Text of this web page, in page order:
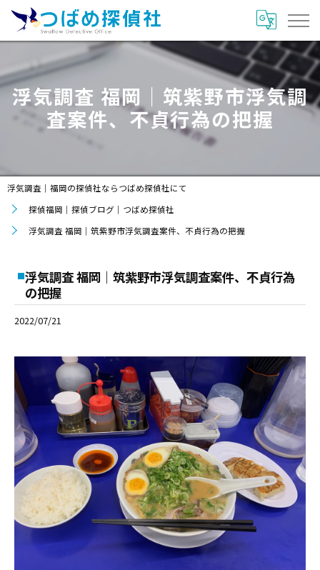
浮気調査 福岡｜筑紫野市浮気調
査案件、不貞行為の把握
浮気調査｜福岡の探偵社ならつばめ探偵社にて
探偵福岡｜探偵ブログ｜つばめ探偵社
浮気調査 福岡｜筑紫野市浮気調査案件、不貞行為の把握
浮気調査 福岡｜筑紫野市浮気調査案件、不貞行為
の把握
2022/07/21